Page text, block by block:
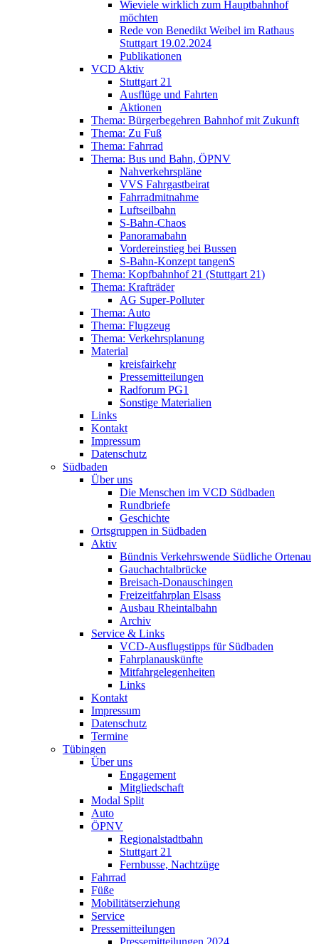
Wieviele wirklich zum Hauptbahnhof
möchten
Rede von Benedikt Weibel im Rathaus
Stuttgart 19.02.2024
Publikationen
VCD Aktiv
Stuttgart 21
Ausflüge und Fahrten
Aktionen
Thema: Bürgerbegehren Bahnhof mit Zukunft
Thema: Zu Fuß
Thema: Fahrrad
Thema: Bus und Bahn, ÖPNV
Nahverkehrspläne
VVS Fahrgastbeirat
Fahrradmitnahme
Luftseilbahn
S-Bahn-Chaos
Panoramabahn
Vordereinstieg bei Bussen
S-Bahn-Konzept tangenS
Thema: Kopfbahnhof 21 (Stuttgart 21)
Thema: Krafträder
AG Super-Polluter
Thema: Auto
Thema: Flugzeug
Thema: Verkehrsplanung
Material
kreisfairkehr
Pressemitteilungen
Radforum PG1
Sonstige Materialien
Links
Kontakt
Impressum
Datenschutz
Südbaden
Über uns
Die Menschen im VCD Südbaden
Rundbriefe
Geschichte
Ortsgruppen in Südbaden
Aktiv
Bündnis Verkehrswende Südliche Ortenau
Gauchachtalbrücke
Breisach-Donauschingen
Freizeitfahrplan Elsass
Ausbau Rheintalbahn
Archiv
Service & Links
VCD-Ausflugstipps für Südbaden
Fahrplanauskünfte
Mitfahrgelegenheiten
Links
Kontakt
Impressum
Datenschutz
Termine
Tübingen
Über uns
Engagement
Mitgliedschaft
Modal Split
Auto
ÖPNV
Regionalstadtbahn
Stuttgart 21
Fernbusse, Nachtzüge
Fahrrad
Füße
Mobilitätserziehung
Service
Pressemitteilungen
Pressemitteilungen 2024